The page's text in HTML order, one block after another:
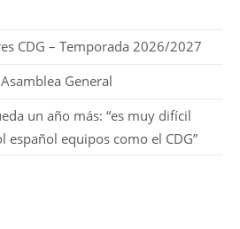
CDG – Temporada 2026/2027
General
un año más: “es muy difícil
español equipos como el CDG”